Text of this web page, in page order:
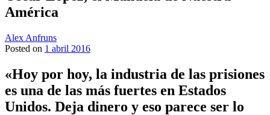
América
Alex Anfruns
Posted on 1 abril 2016
«Hoy por hoy, la industria de las prisiones
es una de las más fuertes en Estados
Unidos. Deja dinero y eso parece ser lo